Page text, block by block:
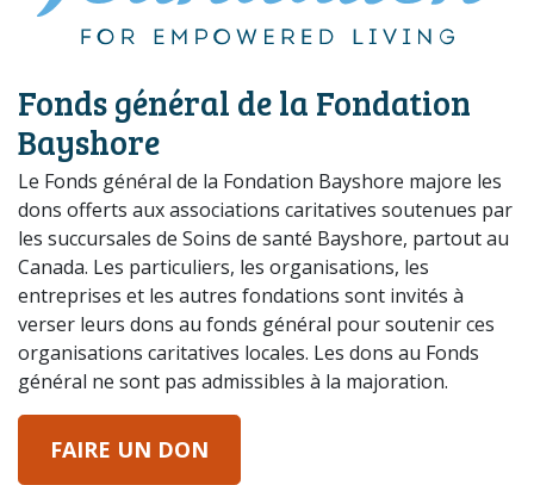
Fonds général de la Fondation
Bayshore
Le Fonds général de la Fondation Bayshore majore les
dons offerts aux associations caritatives soutenues par
les succursales de Soins de santé Bayshore, partout au
Canada. Les particuliers, les organisations, les
entreprises et les autres fondations sont invités à
verser leurs dons au fonds général pour soutenir ces
organisations caritatives locales. Les dons au Fonds
général ne sont pas admissibles à la majoration.
FAIRE UN DON